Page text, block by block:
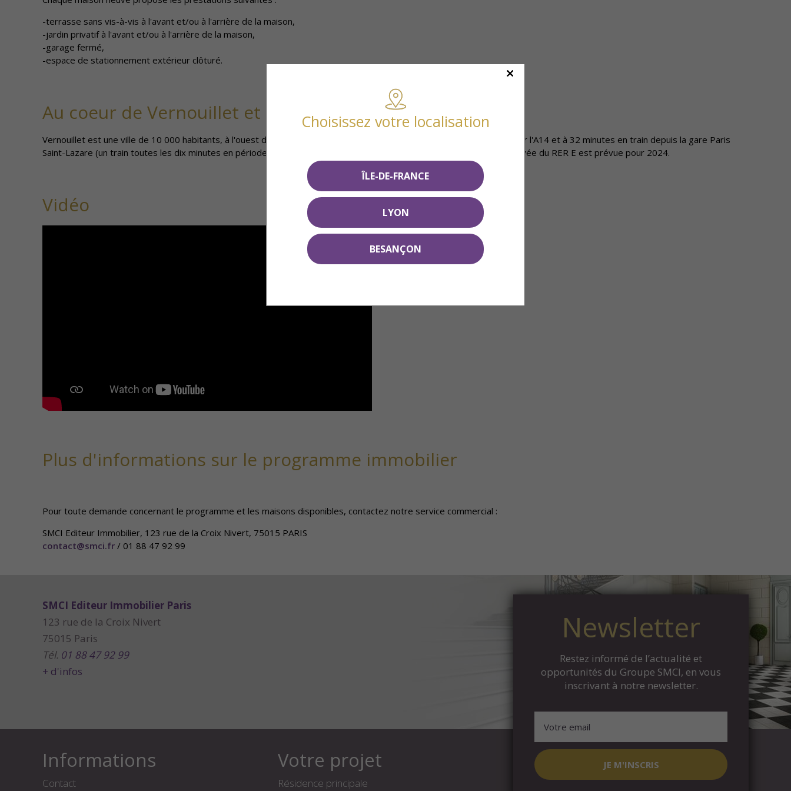
-terrasse sans vis-à-vis à l'avant et/ou à l'arrière de la maison,
-jardin privatif à l'avant et/ou à l'arrière de la maison,
-garage fermé,
-espace de stationnement extérieur clôturé.
Au coeur de Vernouillet et à 30 minutes de Paris
Vernouillet est une ville de 10 000 habitants, à l'ouest de Paris. Vernouillet se situe à 29 km de la Porte Maillot-Paris par l'A14 et à 32 minutes en train depuis la gare Paris
Saint-Lazare (un train toutes les dix minutes en période de pointe depuis la gare de Vernouillet-Verneuil). De plus, l'arrivée du RER E est prévue pour 2024.
Vidéo
Plus d'informations sur le programme immobilier
Pour toute demande concernant le programme et les maisons disponibles, contactez notre service commercial :
SMCI Editeur Immobilier, 123 rue de la Croix Nivert, 75015 PARIS
contact@smci.fr / 01 88 47 92 99
Choisissez votre localisation
ÎLE-DE-FRANCE
LYON
BESANÇON
SMCI Editeur Immobilier Paris
123 rue de la Croix Nivert
75015 Paris
Tél. 01 88 47 92 99
+ d'infos
Informations
Contact
Votre projet
Résidence principale
Newsletter
Restez informé de l’actualité et
opportunités du Groupe SMCI, en vous
inscrivant à notre newsletter.